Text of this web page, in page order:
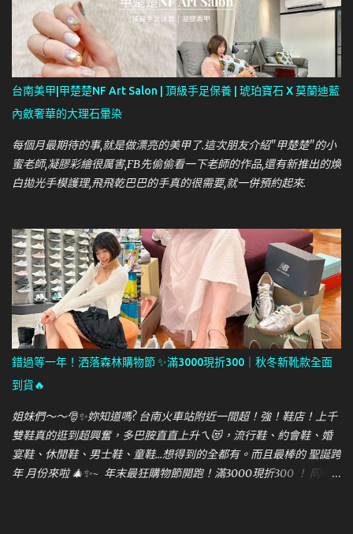
台南美甲|甲楚楚NF Art Salon | 頂級手足保養 | 琥珀寶石 X 莫蘭迪藍
內斂奢華的大理石暈染
每個月最期待的事,就是做漂亮的美甲了.這次朋友介紹"甲楚楚"的小
蜜老師,凝膠彩繪很厲害,FB先偷偷看一下老師的作品,還有新推出的煥
白拋光手模護理,飛飛乾巴巴的手真的很需要,就一併預約起來.
錯過等一年！洒落森林購物節 ✨滿3000現折300｜秋冬新靴款全面
到貨🔥
姐妹們～～🎅✨妳知道嗎? 台南火車站附近一間超！強！鞋店！上千
雙鞋真的逛到超興奮，多巴胺直直上升ㄟ😻，流行鞋、約會鞋、婚
宴鞋、休閒鞋、男士鞋、童鞋…想得到的全都有。而且最棒的 聖誕跨
年 月份來啦 🎄✨~ 年末最狂購物節開跑！滿3000現折300 ！ 同時